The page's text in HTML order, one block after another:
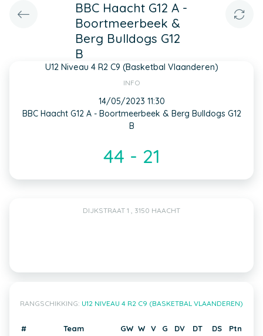
BBC Haacht G12 A -
Boortmeerbeek &
Berg Bulldogs G12
B
U12 Niveau 4 R2 C9 (Basketbal Vlaanderen)
INFO
14/05/2023 11:30
BBC Haacht G12 A - Boortmeerbeek & Berg Bulldogs G12
B
44 - 21
DIJKSTRAAT 1 , 3150 HAACHT
RANGSCHIKKING: U12 NIVEAU 4 R2 C9 (BASKETBAL VLAANDEREN)
# Team GW W V G DV DT DS Ptn